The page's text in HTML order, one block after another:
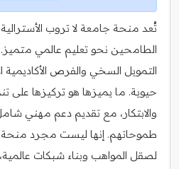
تُعد منحة جامعة لا تروب الأسترالية
الطامحين نحو تعليم عالمي
التمويل السخي والفرص الأكاديمية
حيوية. ما يميزها هو تركيزها على
والابتكار، مع تقديم دعم مهني
طموحاتهم. إنها ليست مجرد منحة
لصقل المواهب وبناء شبكات